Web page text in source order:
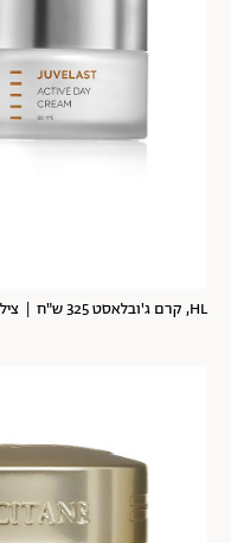
HL, קרם ג'ובלאסט 325 ש"ח | צילום: יח"צ